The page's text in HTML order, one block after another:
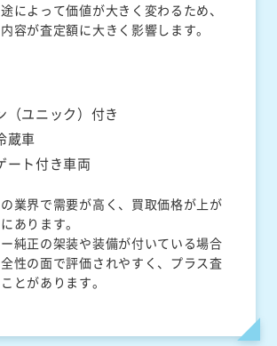
によって価値が大きく変わるため、
容が査定額に大きく影響します。
（ユニック）付き
蔵車
ート付き車両
業界で需要が高く、買取価格が上が
あります。
純正の架装や装備が付いている場合
性の面で評価されやすく、プラス査
とがあります。